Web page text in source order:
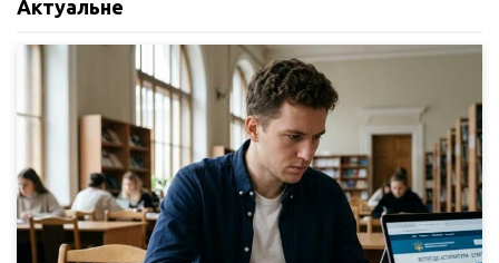
Актуальне